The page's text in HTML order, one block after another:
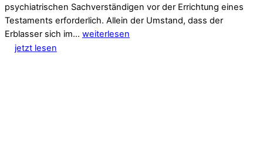
psychiatrischen Sachverständigen vor der Errichtung eines
Testaments erforderlich. Allein der Umstand, dass der
Erblasser sich im… weiterlesen
jetzt lesen